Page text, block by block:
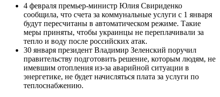
4 февраля премьер-министр Юлия Свириденко
сообщила, что счета за коммунальные услуги с 1 января
будут пересчитаны в автоматическом режиме. Такие
меры приняты, чтобы украинцы не переплачивали за
тепло и воду после российских атак.
30 января президент Владимир Зеленский поручил
правительству подготовить решение, которым людям, не
имевшим отопления из-за аварийной ситуации в
энергетике, не будет начисляться плата за услуги по
теплоснабжению.